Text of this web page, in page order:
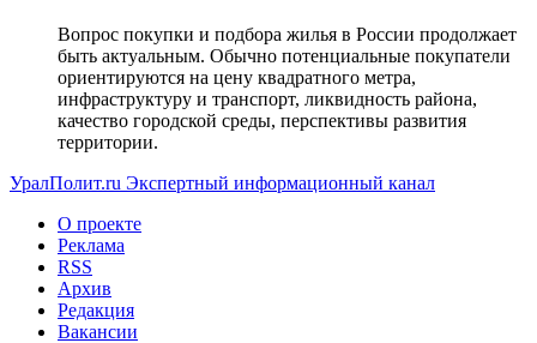
Вопрос покупки и подбора жилья в России продолжает
быть актуальным. Обычно потенциальные покупатели
ориентируются на цену квадратного метра,
инфраструктуру и транспорт, ликвидность района,
качество городской среды, перспективы развития
территории.
УралПолит.ru Экспертный информационный канал
О проекте
Реклама
RSS
Архив
Редакция
Вакансии